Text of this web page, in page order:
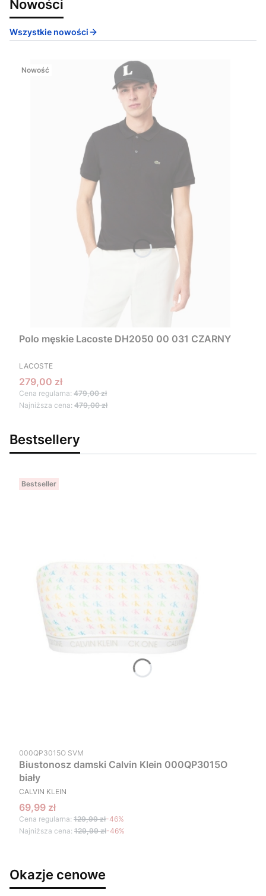
Nowości
Wszystkie nowości
Nowość
Polo męskie Lacoste DH2050 00 031 CZARNY
PRODUCENT
LACOSTE
Cena promocyjna
279,00 zł
Cena regularna: 479,00 zł
Najniższa cena: 479,00 zł
Bestsellery
Bestseller
Kod produktu
000QP3015O SVM
Biustonosz damski Calvin Klein 000QP3015O
biały
PRODUCENT
CALVIN KLEIN
Cena promocyjna
69,99 zł
Cena regularna: 129,99 zł-46%
Najniższa cena: 129,99 zł-46%
Okazje cenowe